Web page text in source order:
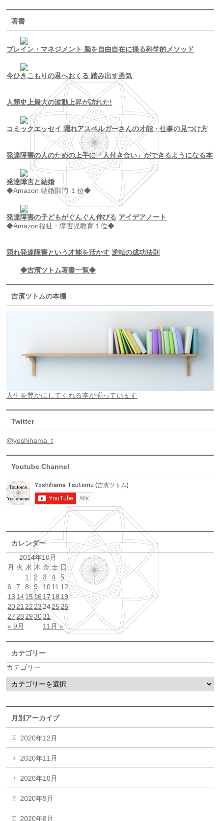
著書
ブレイン・マネジメント 脳を自由自在に操る科学的メソッド
今ひきこもりの君へおくる 踏み出す勇気
人類史上最大の波動上昇が訪れた!
コミックエッセイ 隠れアスペルガーさんの才能・仕事の見つけ方
発達障害の人のための上手に「人付き合い」ができるようになる本
発達障害と結婚
◆Amazon 結婚部門 １位◆
発達障害の子どもがぐんぐん伸びる アイデアノート
◆Amazon福祉・障害児教育１位◆
隠れ発達障害という才能を活かす 逆転の成功法則
◆吉濱ツトム著書一覧◆
吉濱ツトムの本棚
人生を豊かにしてくれる本が揃っています
Twitter
@yoshihama_t
Youtube Channel
カレンダー
2014年10月
月 火 水 木 金 土 日
« 9月 11月 »
1 2 3 4
5
6
7 8 9 1011 12
13 141516171819
2021 22 232425 26
27 28 29 3031
カテゴリー
カテゴリー
月別アーカイブ
2020年12月
2020年11月
2020年10月
2020年9月
2020年8月